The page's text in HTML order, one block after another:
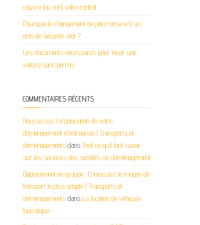
couvre (ou non) votre contrat
Pourquoi le changement de pare-brise est un
acte de sécurité vital ?
Les documents nécessaires pour louer une
voiture sans permis
COMMENTAIRES RÉCENTS
Réussissez l'organisation de votre
déménagement d'entreprise | Transports et
déménagementsdans Tout ce qu’il faut savoir
sur les services des sociétés de déménagement
Déplacement en groupe : Choisissez le moyen de
transport le plus adapté | Transports et
déménagementsdans La location de véhicule
touristique